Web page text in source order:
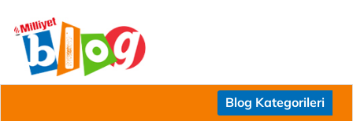
Blog Kategorileri